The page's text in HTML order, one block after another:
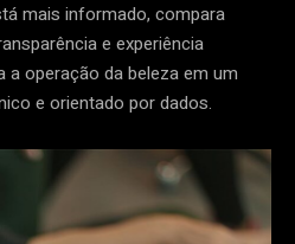
mais informado, compara
e experiência
operação da beleza em um
e orientado por dados.